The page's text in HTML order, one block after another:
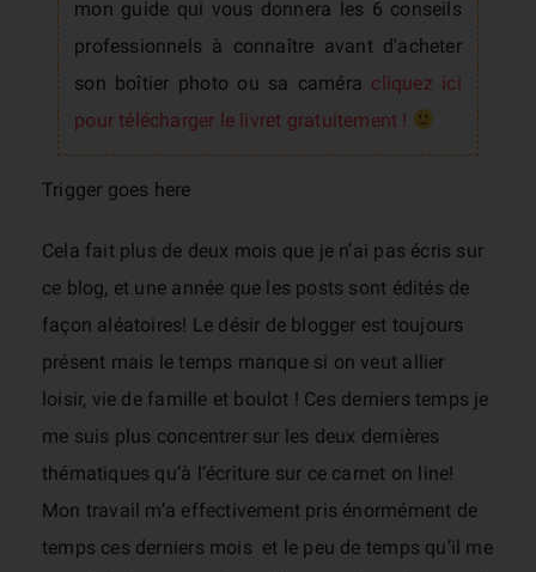
mon guide qui vous donnera les 6 conseils
professionnels à connaître avant d'acheter
son boîtier photo ou sa caméra cliquez ici
pour télécharger le livret gratuitement !
Trigger goes here
Cela fait plus de deux mois que je n’ai pas écris sur
ce blog, et une année que les posts sont édités de
façon aléatoires! Le désir de blogger est toujours
présent mais le temps manque si on veut allier
loisir, vie de famille et boulot ! Ces derniers temps je
me suis plus concentrer sur les deux dernières
thématiques qu’à l’écriture sur ce carnet on line!
Mon travail m’a effectivement pris énormément de
temps ces derniers mois et le peu de temps qu’il me